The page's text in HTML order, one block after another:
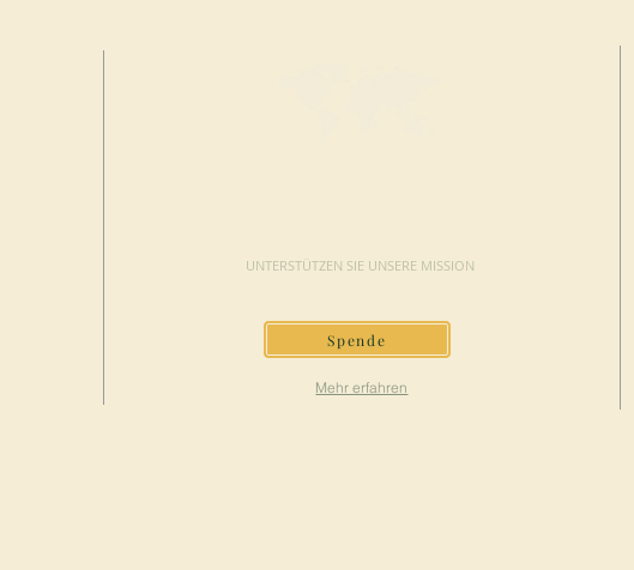
UNTERSTÜTZEN SIE UNSERE MISSION
Spende
Mehr erfahren